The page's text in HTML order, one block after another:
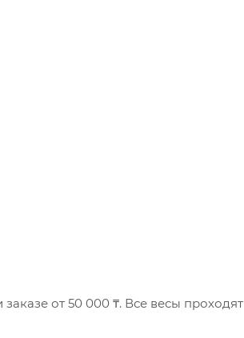
от 50 000 ₸. Все весы проходят